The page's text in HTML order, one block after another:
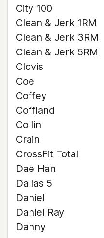
City 100
Clean & Jerk 1RM
Clean & Jerk 3RM
Clean & Jerk 5RM
Clovis
Coe
Coffey
Coffland
Collin
Crain
CrossFit Total
Dae Han
Dallas 5
Daniel
Daniel Ray
Danny